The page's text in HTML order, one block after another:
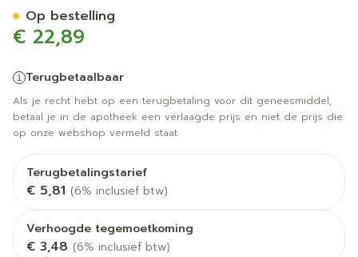
€ 22,89
Terugbetaalbaar
Als je recht hebt op een terugbetaling voor dit geneesmiddel,
betaal je in de apotheek een verlaagde prijs en niet de prijs die
op onze webshop vermeld staat.
Terugbetalingstarief
€ 5,81 (6% inclusief btw)
Verhoogde tegemoetkoming
€ 3,48 (6% inclusief btw)
Op bestelling